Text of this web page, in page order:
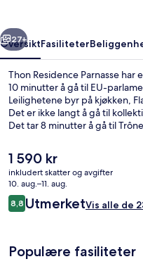
Neste
27+
OversiktFasiliteter
Thon Residence Parnasse
10 minutter å gå til EU-
Leilighetene byr på kjøkken,
Det er ikke langt å gå til
Det tar 8 minutter å gå til
Den
nåværende
prisen
er
1 590 kr
1 590 kr
inkludert skatter og avgifter
10. aug.–11. aug.
Anmeldelser
8,88,8 av 10 –
UtmerketVis alle de
Populære fasiliteter